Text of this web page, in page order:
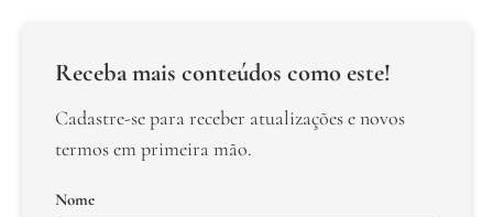
Receba mais conteúdos como este!
Cadastre-se para receber atualizações e novos
termos em primeira mão.
Nome